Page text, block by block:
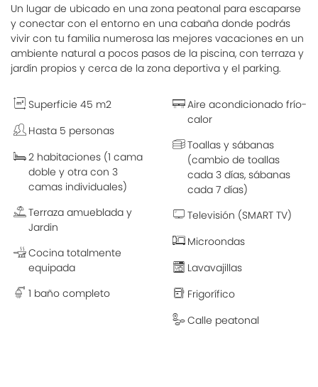
Un lugar de ubicado en una zona peatonal para escaparse
y conectar con el entorno en una cabaña donde podrás
vivir con tu familia numerosa las mejores vacaciones en un
ambiente natural a pocos pasos de la piscina, con terraza y
jardín propios y cerca de la zona deportiva y el parking.
Superficie 45 m2
Hasta 5 personas
2 habitaciones (1 cama
doble y otra con 3
camas individuales)
Terraza amueblada y
Jardin
Cocina totalmente
equipada
1 baño completo
Aire acondicionado frío-
calor
Toallas y sábanas
(cambio de toallas
cada 3 días, sábanas
cada 7 días)
Televisión (SMART TV)
Microondas
Lavavajillas
Frigorífico
Calle peatonal